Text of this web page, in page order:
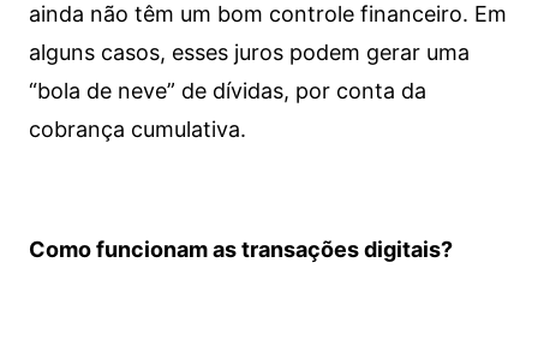
ainda não têm um bom controle financeiro. Em
alguns casos, esses juros podem gerar uma
“bola de neve” de dívidas, por conta da
cobrança cumulativa.
Como funcionam as transações digitais?